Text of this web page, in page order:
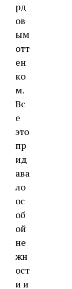
рд
ов
ым
отт
ен
ко
м.
Вс
е
это
пр
ид
ава
ло
ос
об
ой
не
жн
ост
и и